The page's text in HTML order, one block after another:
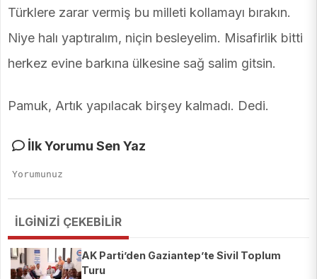
Türklere zarar vermiş bu milleti kollamayı bırakın.
Niye halı yaptıralım, niçin besleyelim. Misafirlik bitti
herkez evine barkına ülkesine sağ salim gitsin.
Pamuk, Artık yapılacak birşey kalmadı. Dedi.
İlk Yorumu Sen Yaz
İLGİNİZİ ÇEKEBİLİR
AK Parti’den Gaziantep’te Sivil Toplum
Turu